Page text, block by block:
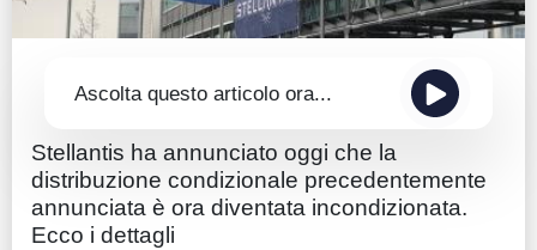
Ascolta questo articolo ora...
Stellantis ha annunciato oggi che la
distribuzione condizionale precedentemente
annunciata è ora diventata incondizionata.
Ecco i dettagli